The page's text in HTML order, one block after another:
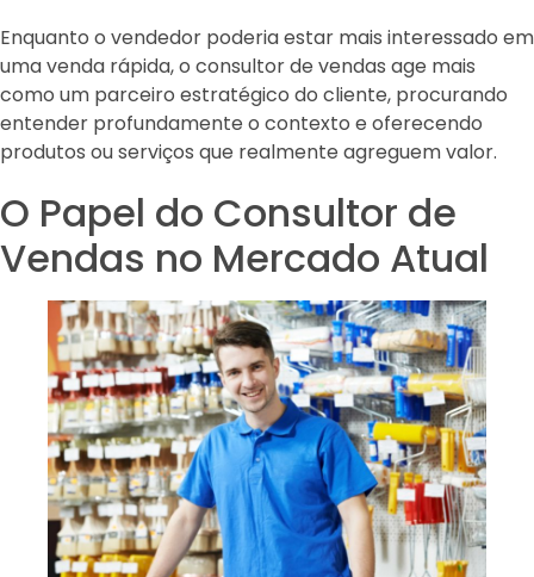
Enquanto o vendedor poderia estar mais interessado em
uma venda rápida, o consultor de vendas age mais
como um parceiro estratégico do cliente, procurando
entender profundamente o contexto e oferecendo
produtos ou serviços que realmente agreguem valor.
O Papel do Consultor de
Vendas no Mercado Atual